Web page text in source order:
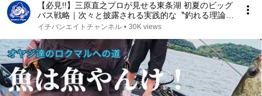
【必見!!】三原直之プロが見せる東条湖 初夏のビッグ
バス戦略｜次々と披露される実践的な〝釣れる理論&
テク〟に注目!!
イチバンエイトチャンネル • 30K views